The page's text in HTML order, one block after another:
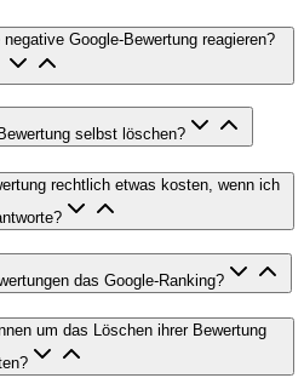
Google-Bewertung reagieren?
selbst löschen?
rechtlich etwas kosten, wenn ich
das Google-Ranking?
um das Löschen ihrer Bewertung